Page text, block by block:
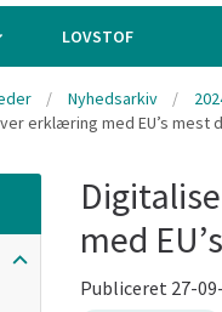
LOVSTOF
Nyhedsarkiv
erklæring med EU’s mest
med
Publiceret 27-